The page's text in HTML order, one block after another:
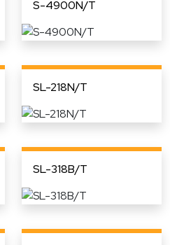
S-4900N/T
SL-218N/T
SL-318B/T